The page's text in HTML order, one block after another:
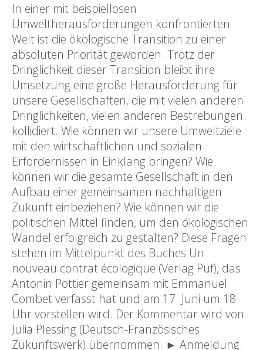
In einer mit beispiellosen
Umweltherausforderungen konfrontierten
Welt ist die ökologische Transition zu einer
absoluten Priorität geworden. Trotz der
Dringlichkeit dieser Transition bleibt ihre
Umsetzung eine große Herausforderung für
unsere Gesellschaften, die mit vielen anderen
Dringlichkeiten, vielen anderen Bestrebungen
kollidiert. Wie können wir unsere Umweltziele
mit den wirtschaftlichen und sozialen
Erfordernissen in Einklang bringen? Wie
können wir die gesamte Gesellschaft in den
Aufbau einer gemeinsamen nachhaltigen
Zukunft einbeziehen? Wie können wir die
politischen Mittel finden, um den ökologischen
Wandel erfolgreich zu gestalten? Diese Fragen
stehen im Mittelpunkt des Buches Un
nouveau contrat écologique (Verlag Puf), das
Antonin Pottier gemeinsam mit Emmanuel
Combet verfasst hat und am 17. Juni um 18
Uhr vorstellen wird. Der Kommentar wird von
Julia Plessing (Deutsch-Französisches
Zukunftswerk) übernommen. ► Anmeldung: